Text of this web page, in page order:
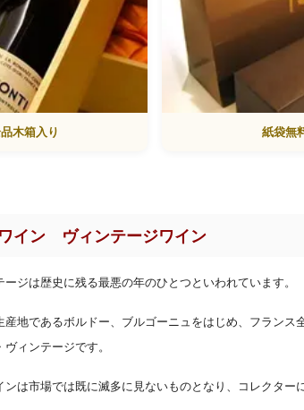
木箱入り 紙袋無
イン ヴィンテージワイン
ージは歴史に残る最悪の年のひとつといわれています。
産地であるボルドー、ブルゴーニュをはじめ、フラン
ィンテージです。
ンは市場では既に滅多に見ないものとなり、コレクタ